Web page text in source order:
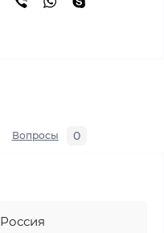
Вопросы 0
Россия